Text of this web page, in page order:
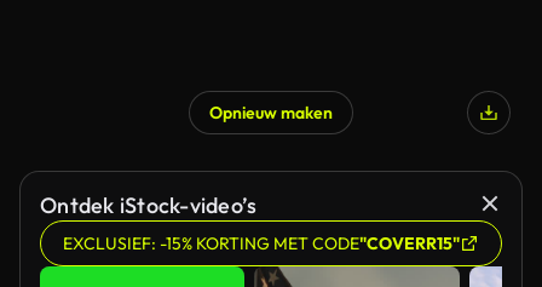
Opnieuw maken
Ontdek iStock-video’s
EXCLUSIEF: -15% KORTING MET CODE"COVERR15"